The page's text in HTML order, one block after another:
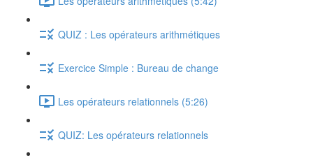
QUIZ : Les opérateurs arithmétiques
Exercice Simple : Bureau de change
Les opérateurs relationnels (5:26)
QUIZ: Les opérateurs relationnels